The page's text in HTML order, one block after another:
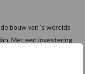
bouw van ‘s werelds
Met een investering
Foods medio